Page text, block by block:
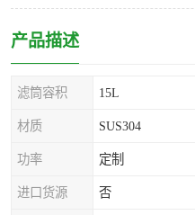
产品描述
滤筒容积 15L
材质 SUS304
功率 定制
进口货源 否